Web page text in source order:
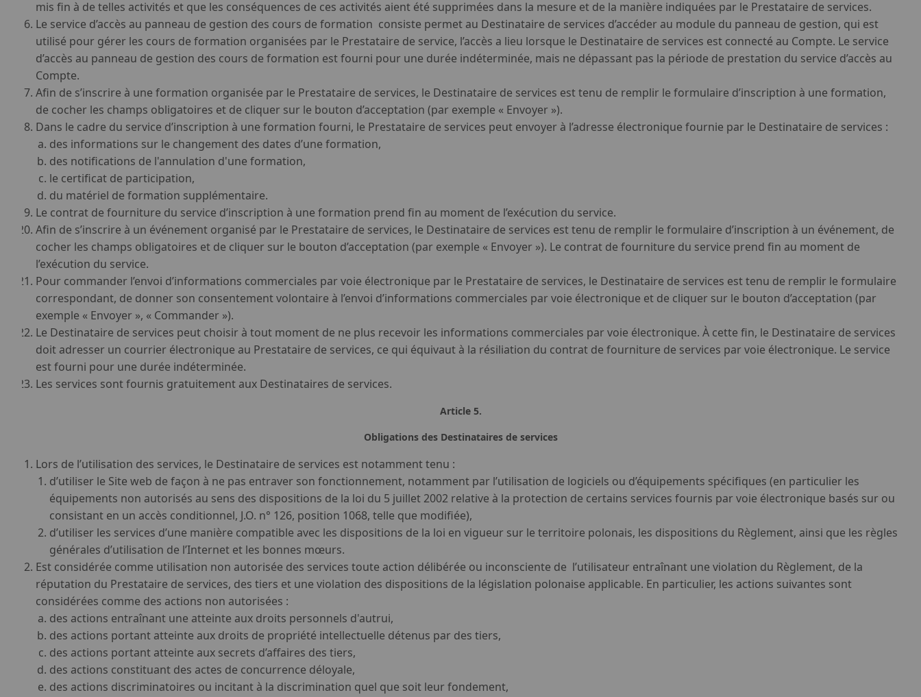
mis fin à de telles activités et que les conséquences de ces activités aient été supprimées dans la mesure et de la manière indiquées par le Prestataire de services.
Le service d’accès au panneau de gestion des cours de formation consiste permet au Destinataire de services d’accéder au module du panneau de gestion, qui est
utilisé pour gérer les cours de formation organisées par le Prestataire de service, l’accès a lieu lorsque le Destinataire de services est connecté au Compte. Le service
d’accès au panneau de gestion des cours de formation est fourni pour une durée indéterminée, mais ne dépassant pas la période de prestation du service d’accès au
Compte.
Afin de s’inscrire à une formation organisée par le Prestataire de services, le Destinataire de services est tenu de remplir le formulaire d’inscription à une formation,
de cocher les champs obligatoires et de cliquer sur le bouton d’acceptation (par exemple « Envoyer »).
Dans le cadre du service d’inscription à une formation fourni, le Prestataire de services peut envoyer à l’adresse électronique fournie par le Destinataire de services :
des informations sur le changement des dates d’une formation,
des notifications de l'annulation d'une formation,
le certificat de participation,
du matériel de formation supplémentaire.
Le contrat de fourniture du service d’inscription à une formation prend fin au moment de l’exécution du service.
Afin de s’inscrire à un événement organisé par le Prestataire de services, le Destinataire de services est tenu de remplir le formulaire d’inscription à un événement, de
cocher les champs obligatoires et de cliquer sur le bouton d’acceptation (par exemple « Envoyer »). Le contrat de fourniture du service prend fin au moment de
l’exécution du service.
Pour commander l’envoi d’informations commerciales par voie électronique par le Prestataire de services, le Destinataire de services est tenu de remplir le formulaire
correspondant, de donner son consentement volontaire à l’envoi d’informations commerciales par voie électronique et de cliquer sur le bouton d’acceptation (par
exemple « Envoyer », « Commander »).
Le Destinataire de services peut choisir à tout moment de ne plus recevoir les informations commerciales par voie électronique. À cette fin, le Destinataire de services
doit adresser un courrier électronique au Prestataire de services, ce qui équivaut à la résiliation du contrat de fourniture de services par voie électronique. Le service
est fourni pour une durée indéterminée.
Les services sont fournis gratuitement aux Destinataires de services.
Article 5.
Obligations des Destinataires de services
Lors de l’utilisation des services, le Destinataire de services est notamment tenu :
d’utiliser le Site web de façon à ne pas entraver son fonctionnement, notamment par l’utilisation de logiciels ou d’équipements spécifiques (en particulier les
équipements non autorisés au sens des dispositions de la loi du 5 juillet 2002 relative à la protection de certains services fournis par voie électronique basés sur ou
consistant en un accès conditionnel, J.O. n° 126, position 1068, telle que modifiée),
d’utiliser les services d’une manière compatible avec les dispositions de la loi en vigueur sur le territoire polonais, les dispositions du Règlement, ainsi que les règles
générales d’utilisation de l’Internet et les bonnes mœurs.
Est considérée comme utilisation non autorisée des services toute action délibérée ou inconsciente de l’utilisateur entraînant une violation du Règlement, de la
réputation du Prestataire de services, des tiers et une violation des dispositions de la législation polonaise applicable. En particulier, les actions suivantes sont
considérées comme des actions non autorisées :
des actions entraînant une atteinte aux droits personnels d'autrui,
des actions portant atteinte aux droits de propriété intellectuelle détenus par des tiers,
des actions portant atteinte aux secrets d’affaires des tiers,
des actions constituant des actes de concurrence déloyale,
des actions discriminatoires ou incitant à la discrimination quel que soit leur fondement,